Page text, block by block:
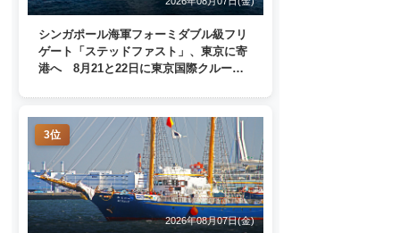
シンガポール海軍フォーミダブル級フリ
ゲート「ステッドファスト」、東京に寄
港へ 8月21と22日に東京国際クルーズ
3位
2026年08月07日(金)